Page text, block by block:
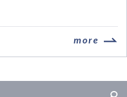
more